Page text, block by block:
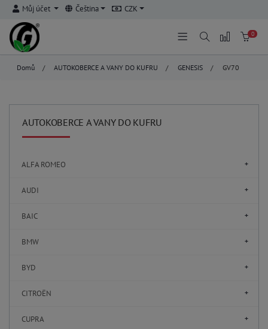
Můj účet Čeština CZK
0
Domů / AUTOKOBERCE A VANY DO KUFRU / GENESIS / GV70
AUTOKOBERCE A VANY DO KUFRU
ALFA ROMEO
AUDI
BAIC
BMW
BYD
CITROËN
CUPRA